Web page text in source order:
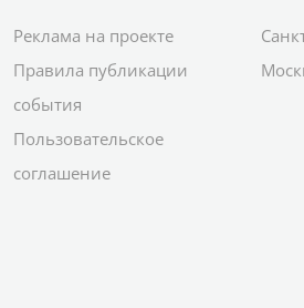
Реклама на проекте
Правила публикации
события
Пользовательское
соглашение